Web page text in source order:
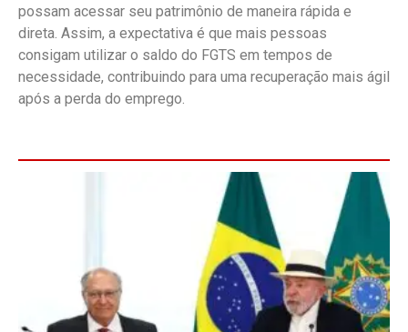
possam acessar seu patrimônio de maneira rápida e
direta. Assim, a expectativa é que mais pessoas
consigam utilizar o saldo do FGTS em tempos de
necessidade, contribuindo para uma recuperação mais ágil
após a perda do emprego.